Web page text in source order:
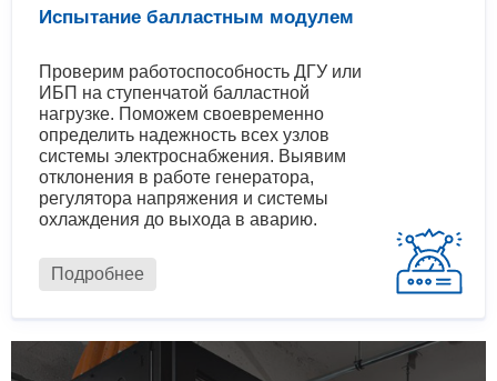
Испытание балластным модулем
Проверим работоспособность ДГУ или
ИБП на ступенчатой балластной
нагрузке. Поможем своевременно
определить надежность всех узлов
системы электроснабжения. Выявим
отклонения в работе генератора,
регулятора напряжения и системы
охлаждения до выхода в аварию.
Подробнее